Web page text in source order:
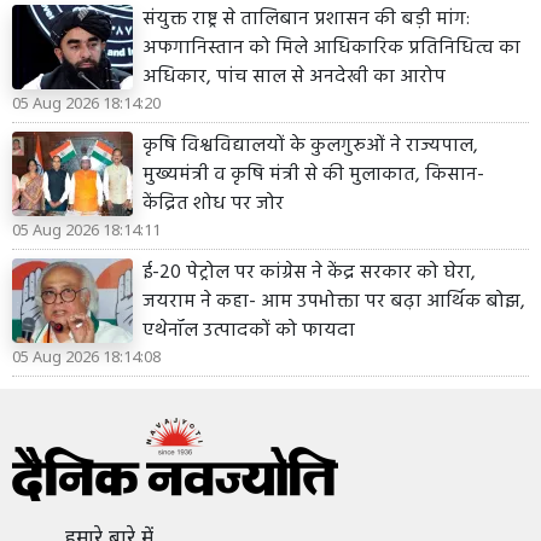
संयुक्त राष्ट्र से तालिबान प्रशासन की बड़ी मांग:
अफगानिस्तान को मिले आधिकारिक प्रतिनिधित्व का
अधिकार, पांच साल से अनदेखी का आरोप
05 Aug 2026 18:14:20
कृषि विश्वविद्यालयों के कुलगुरुओं ने राज्यपाल,
मुख्यमंत्री व कृषि मंत्री से की मुलाकात, किसान-
केंद्रित शोध पर जोर
05 Aug 2026 18:14:11
ई-20 पेट्रोल पर कांग्रेस ने केंद्र सरकार को घेरा,
जयराम ने कहा- आम उपभोक्ता पर बढ़ा आर्थिक बोझ,
एथेनॉल उत्पादकों को फायदा
05 Aug 2026 18:14:08